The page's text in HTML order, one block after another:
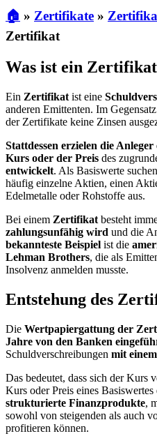
🏠 » Zertifikate »
Zertifikat
Was ist ein
Ein Zertifikat ist eine
anderen Emittenten. Im
der Zertifikate keine Zinsen
Stattdessen erzielen die
Kurs oder der Preis des
entwickelt. Als Basiswerte
häufig einzelne Aktien, einen
Edelmetalle oder Rohstoffe aus.
Bei einem Zertifikat besteht
zahlungsunfähig wird und die
bekannteste Beispiel ist die
Lehman Brothers, die als
Insolvenz anmelden musste.
Entstehung des
Die Wertpapiergattung der
Jahre von den Banken
Schuldverschreibungen mit
Das bedeutet, dass sich der Kurs
Kurs oder Preis eines
strukturierte Finanzprodukte,
sowohl von steigenden als auch
profitieren können.